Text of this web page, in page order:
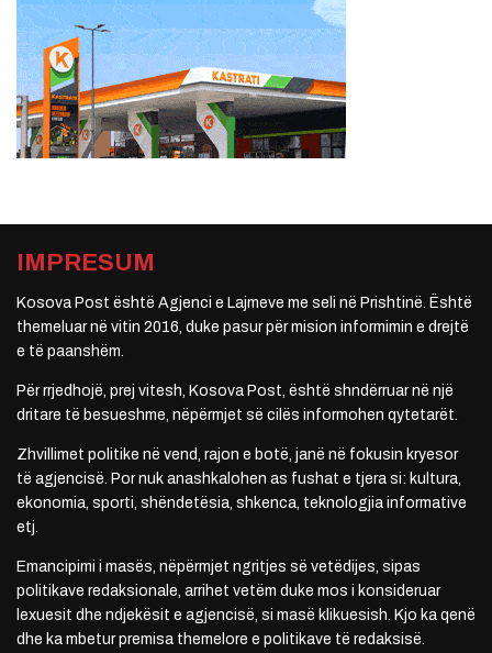
IMPRESUM
Kosova Post është Agjenci e Lajmeve me seli në Prishtinë. Është
themeluar në vitin 2016, duke pasur për mision informimin e drejtë
e të paanshëm.
Për rrjedhojë, prej vitesh, Kosova Post, është shndërruar në një
dritare të besueshme, nëpërmjet së cilës informohen qytetarët.
Zhvillimet politike në vend, rajon e botë, janë në fokusin kryesor
të agjencisë. Por nuk anashkalohen as fushat e tjera si: kultura,
ekonomia, sporti, shëndetësia, shkenca, teknologjia informative
etj.
Emancipimi i masës, nëpërmjet ngritjes së vetëdijes, sipas
politikave redaksionale, arrihet vetëm duke mos i konsideruar
lexuesit dhe ndjekësit e agjencisë, si masë klikuesish. Kjo ka qenë
dhe ka mbetur premisa themelore e politikave të redaksisë.